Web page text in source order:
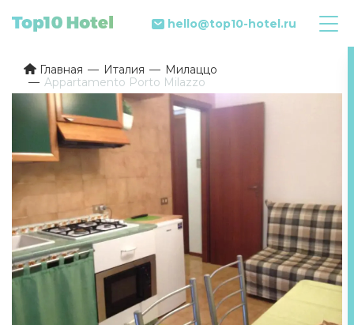
hello@top10-hotel.ru
Главная Италия
Милаццо
Appartamento Porto Milazzo